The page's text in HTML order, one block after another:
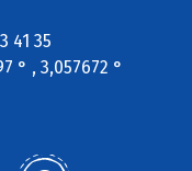
41 35
° , 3,057672 °